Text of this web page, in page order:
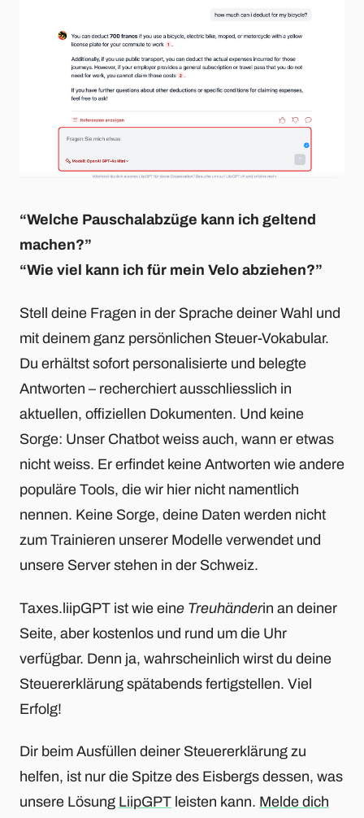
“Welche Pauschalabzüge kann ich geltend
machen?”
“Wie viel kann ich für mein Velo abziehen?”
Stell deine Fragen in der Sprache deiner Wahl und
mit deinem ganz persönlichen Steuer-Vokabular.
Du erhältst sofort personalisierte und belegte
Antworten – recherchiert ausschliesslich in
aktuellen, offiziellen Dokumenten. Und keine
Sorge: Unser Chatbot weiss auch, wann er etwas
nicht weiss. Er erfindet keine Antworten wie andere
populäre Tools, die wir hier nicht namentlich
nennen. Keine Sorge, deine Daten werden nicht
zum Trainieren unserer Modelle verwendet und
unsere Server stehen in der Schweiz.
Taxes.liipGPT ist wie eine Treuhänderin an deiner
Seite, aber kostenlos und rund um die Uhr
verfügbar. Denn ja, wahrscheinlich wirst du deine
Steuererklärung spätabends fertigstellen. Viel
Erfolg!
Dir beim Ausfüllen deiner Steuererklärung zu
helfen, ist nur die Spitze des Eisbergs dessen, was
unsere Lösung LiipGPT leisten kann. Melde dich